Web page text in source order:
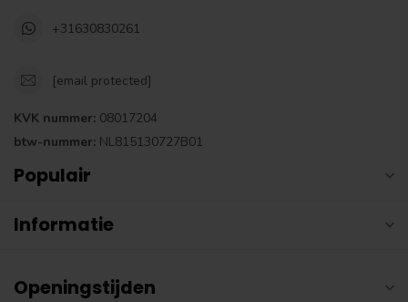
+31630830261
[email protected]
KVK nummer: 08017204
btw-nummer: NL815130727B01
Populair
Informatie
Openingstijden